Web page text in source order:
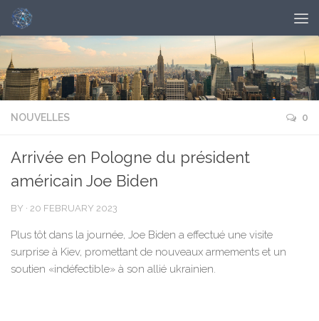
NOUVELLES 0
Arrivée en Pologne du président
américain Joe Biden
BY · 20 FEBRUARY 2023
Plus tôt dans la journée, Joe Biden a effectué une visite
surprise à Kiev, promettant de nouveaux armements et un
soutien «indéfectible» à son allié ukrainien.